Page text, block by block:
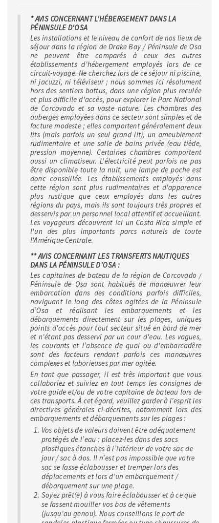
* AVIS CONCERNANT L'HÉBERGEMENT DANS LA
PÉNINSULE D'OSA
Les installations et le niveau de confort de nos lieux de
séjour dans la région de Drake Bay / Péninsule de Osa
ne peuvent être comparés à ceux des autres
établissements d'hébergement employés lors de ce
circuit-voyage. Ne cherchez lors de ce séjour ni piscine,
ni jacuzzi, ni téléviseur ; nous sommes ici résolument
hors des sentiers battus, dans une région plus reculée
et plus difficile d'accès, pour explorer le Parc National
de Corcovado et sa vaste nature. Les chambres des
auberges employées dans ce secteur sont simples et de
facture modeste ; elles comportent généralement deux
lits (mais parfois un seul grand lit), un ameublement
rudimentaire et une salle de bains privée (eau tiède,
pression moyenne). Certaines chambres comportent
aussi un climatiseur. L'électricité peut parfois ne pas
être disponible toute la nuit, une lampe de poche est
donc conseillée. Les établissements employés dans
cette région sont plus rudimentaires et d'apparence
plus rustique que ceux employés dans les autres
régions du pays, mais ils sont toujours très propres et
desservis par un personnel local attentif et accueillant.
Les voyageurs découvrent ici un Costa Rica simple et
l'un des plus importants parcs naturels de toute
l'Amérique Centrale.
** AVIS CONCERNANT LES TRANSFERTS NAUTIQUES
DANS LA PÉNINSULE D'OSA :
Les capitaines de bateau de la région de Corcovado /
Péninsule de Osa sont habitués de manœuvrer leur
embarcation dans des conditions parfois difficiles,
naviguant le long des côtes agitées de la Péninsule
d’Osa et réalisant les embarquements et les
débarquements directement sur les plages, uniques
points d'accès pour tout secteur situé en bord de mer
et n'étant pas desservi par un cour d'eau. Les vagues,
les courants et l’absence de quai ou d'embarcadère
sont des facteurs rendant parfois ces manœuvres
complexes et laborieuses par mer agitée.
En tant que passager, il est très important que vous
collaboriez et suiviez en tout temps les consignes de
votre guide et/ou de votre capitaine de bateau lors de
ces transports. À cet égard, veuillez garder à l'esprit les
directives générales ci-décrites, notamment lors des
embarquements et débarquements sur les plages :
Vos objets de valeurs doivent être adéquatement
protégés de l’eau : placez-les dans des sacs
plastiques étanches à l’intérieur de votre sac de
jour / sac à dos. Il n’est pas impossible que votre
sac se fasse éclabousser et tremper lors des
déplacements et lors d'un embarquement /
débarquement sur une plage.
Soyez prêt(e) à vous faire éclabousser et à ce que
se fassent mouiller vos bas de vêtements
(jusqu'au genou). Nous conseillons le port de